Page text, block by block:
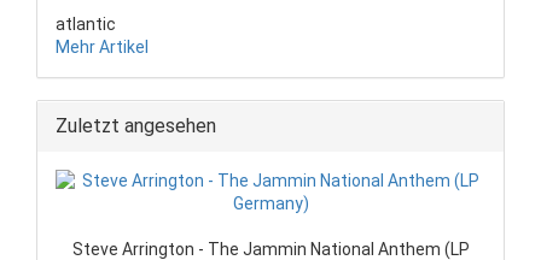
atlantic
Mehr Artikel
Zuletzt angesehen
Steve Arrington - The Jammin National Anthem (LP